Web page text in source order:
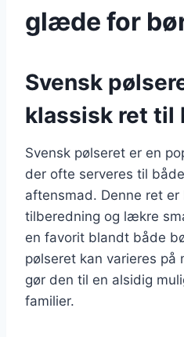
glæde for
Svensk
klassisk ret til
Svensk pølseret er en
der ofte serveres til
aftensmad. Denne ret
tilberedning og lækre
en favorit blandt både
pølseret kan varieres på
gør den til en alsidig
familier.